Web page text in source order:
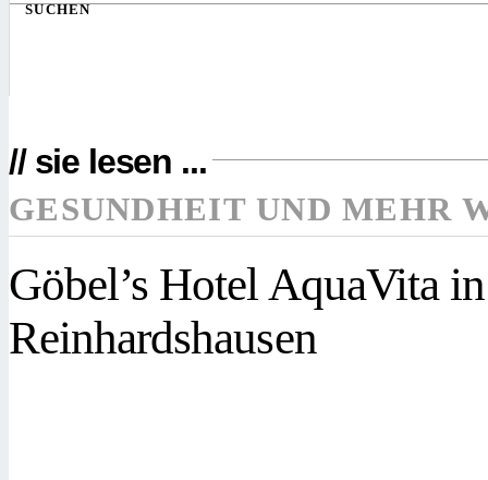
SUCHEN
// sie lesen ...
GESUNDHEIT UND MEHR
Göbel’s Hotel AquaVita
Reinhardshausen